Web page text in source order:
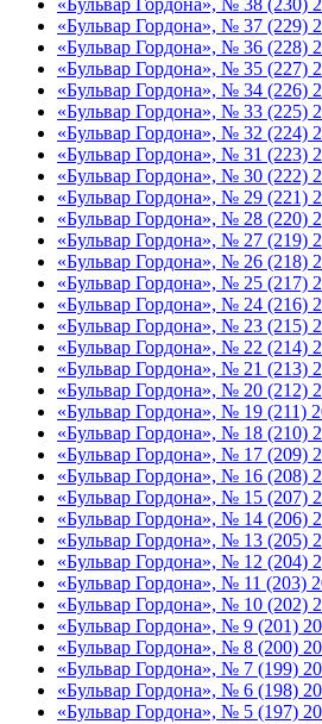
«Бульвар Гордона», № 37 (229)
«Бульвар Гордона», № 36 (228)
«Бульвар Гордона», № 35 (227)
«Бульвар Гордона», № 34 (226)
«Бульвар Гордона», № 33 (225)
«Бульвар Гордона», № 32 (224)
«Бульвар Гордона», № 31 (223)
«Бульвар Гордона», № 30 (222)
«Бульвар Гордона», № 29 (221)
«Бульвар Гордона», № 28 (220)
«Бульвар Гордона», № 27 (219)
«Бульвар Гордона», № 26 (218)
«Бульвар Гордона», № 25 (217)
«Бульвар Гордона», № 24 (216)
«Бульвар Гордона», № 23 (215)
«Бульвар Гордона», № 22 (214)
«Бульвар Гордона», № 21 (213)
«Бульвар Гордона», № 20 (212)
«Бульвар Гордона», № 19 (211)
«Бульвар Гордона», № 18 (210)
«Бульвар Гордона», № 17 (209)
«Бульвар Гордона», № 16 (208)
«Бульвар Гордона», № 15 (207)
«Бульвар Гордона», № 14 (206)
«Бульвар Гордона», № 13 (205)
«Бульвар Гордона», № 12 (204)
«Бульвар Гордона», № 11 (203)
«Бульвар Гордона», № 10 (202)
«Бульвар Гордона», № 9 (201)
«Бульвар Гордона», № 8 (200)
«Бульвар Гордона», № 7 (199)
«Бульвар Гордона», № 6 (198)
«Бульвар Гордона», № 5 (197)